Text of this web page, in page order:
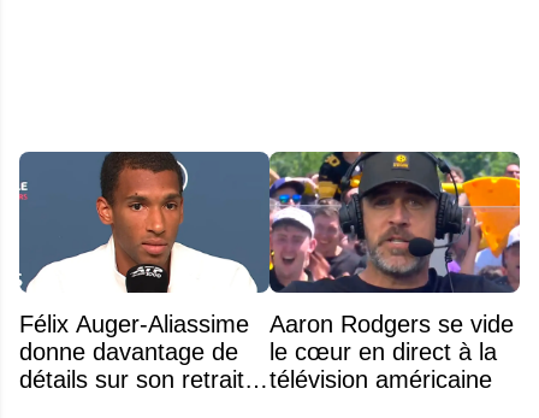
Félix Auger-Aliassime
donne davantage de
détails sur son retrait
Aaron Rodgers se vide
le cœur en direct à la
télévision américaine